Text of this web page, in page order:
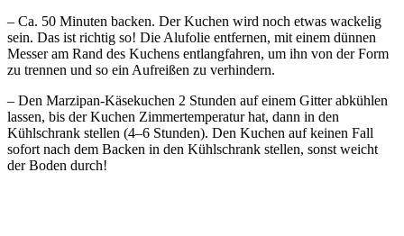
– Ca. 50 Minuten backen. Der Kuchen wird noch etwas wackelig
sein. Das ist richtig so! Die Alufolie entfernen, mit einem dünnen
Messer am Rand des Kuchens entlangfahren, um ihn von der Form
zu trennen und so ein Aufreißen zu verhindern.
– Den Marzipan-Käsekuchen 2 Stunden auf einem Gitter abkühlen
lassen, bis der Kuchen Zimmertemperatur hat, dann in den
Kühlschrank stellen (4–6 Stunden). Den Kuchen auf keinen Fall
sofort nach dem Backen in den Kühlschrank stellen, sonst weicht
der Boden durch!